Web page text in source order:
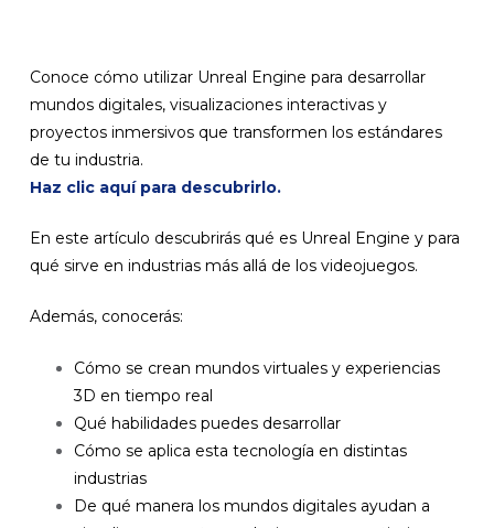
Conoce cómo utilizar Unreal Engine para desarrollar
mundos digitales, visualizaciones interactivas y
proyectos inmersivos que transformen los estándares
de tu industria.
Haz clic aquí para descubrirlo.
En este artículo descubrirás qué es Unreal Engine y para
qué sirve en industrias más allá de los videojuegos.
Además, conocerás:
Cómo se crean mundos virtuales y experiencias
3D en tiempo real
Qué habilidades puedes desarrollar
Cómo se aplica esta tecnología en distintas
industrias
De qué manera los mundos digitales ayudan a